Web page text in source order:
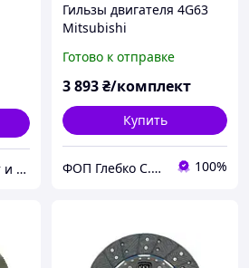
Mast Servis — ремонт и запчасти для погрузчиков
Гильзы двигателя 4G63
Mitsubishi
Готово к отправке
3 893₴/комплект
Купить
ФОП Глебко С.Ю. 100%